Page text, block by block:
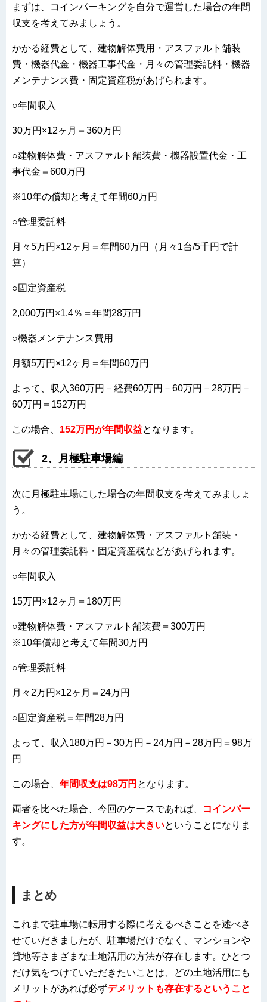
まずは、コインパーキングを自分で運営した場合の年間
収支を考えてみましょう。
かかる経費として、建物解体費用・アスファルト舗装
費・機器代金・機器工事代金・月々の管理委託料・機器
メンテナンス費・固定資産税があげられます。
○年間収入
30万円×12ヶ月＝360万円
○建物解体費・アスファルト舗装費・機器設置代金・工
事代金＝600万円
※10年の償却と考えて年間60万円
○管理委託料
月々5万円×12ヶ月＝年間60万円（月々1台/5千円で計
算）
○固定資産税
2,000万円×1.4％＝年間28万円
○機器メンテナンス費用
月額5万円×12ヶ月＝年間60万円
よって、収入360万円－経費60万円－60万円－28万円－
60万円＝152万円
この場合、 152万円が年間収益となります。
2、月極駐車場編
次に月極駐車場にした場合の年間収支を考えてみましょ
う。
かかる経費として、建物解体費・アスファルト舗装・
月々の管理委託料・固定資産税などがあげられます。
○年間収入
15万円×12ヶ月＝180万円
○建物解体費・アスファルト舗装費＝300万円
※10年償却と考えて年間30万円
○管理委託料
月々2万円×12ヶ月＝24万円
○固定資産税＝年間28万円
よって、収入180万円－30万円－24万円－28万円＝98万
円
この場合、 年間収支は98万円 となります。
両者を比べた場合、今回のケースであれば、
コインパー
キングにした方が年間収益は大きいということになりま
す。
まとめ
これまで駐車場に転用する際に考えるべきことを述べさ
せていだきましたが、駐車場だけでなく、マンションや
貸地等さまざまな土地活用の方法が存在します。ひとつ
だけ気をつけていただきたいことは、どの土地活用にも
メリットがあれば必ずデメリットも存在するということ